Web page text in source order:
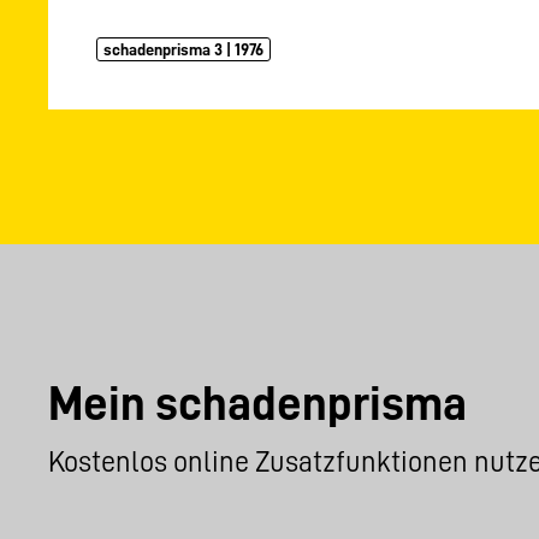
schadenprisma 3 | 1976
Mein schadenprisma
Kostenlos online Zusatzfunktionen